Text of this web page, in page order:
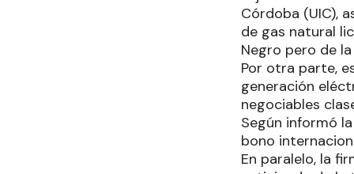
Córdoba (UIC),
de gas natural
Negro pero de
Por otra parte,
generación
negociables
Según informó
bono
En paralelo, la